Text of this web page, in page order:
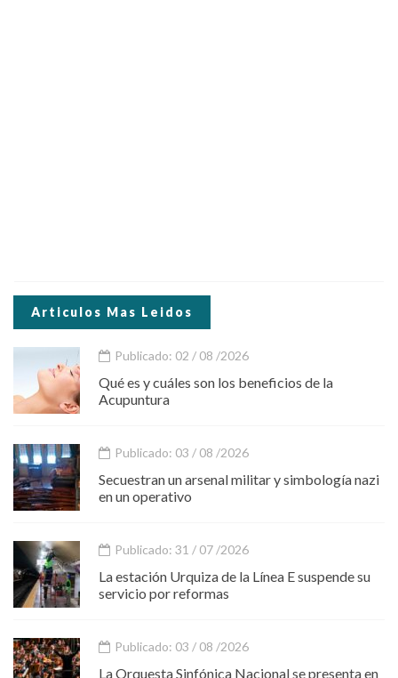
Articulos Mas Leidos
Publicado: 02 / 08 /2026
Qué es y cuáles son los beneficios de la
Acupuntura
Publicado: 03 / 08 /2026
Secuestran un arsenal militar y simbología nazi
en un operativo
Publicado: 31 / 07 /2026
La estación Urquiza de la Línea E suspende su
servicio por reformas
Publicado: 03 / 08 /2026
La Orquesta Sinfónica Nacional se presenta en